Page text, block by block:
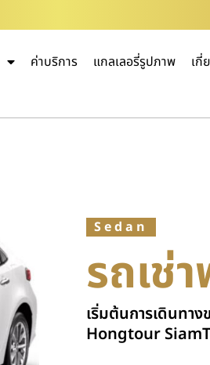
ค่าบริการ แกลเลอรี่รูปภาพ
เกี่
Sedan
รถเช่
เริ่มต้นการเดินทา
Hongtour